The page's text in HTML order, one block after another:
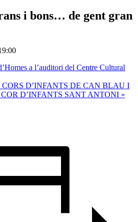
i bons… de gent gran
a l’auditori del Centre Cultural
CORS D’INFANTS DE CAN BLAU I
D’INFANTS SANT ANTONI »